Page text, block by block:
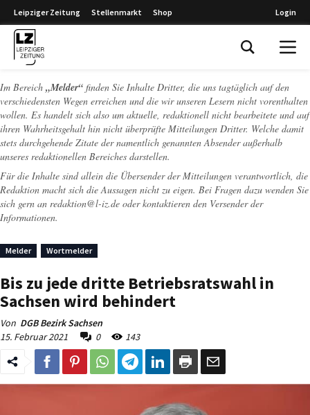
Leipziger Zeitung Stellenmarkt Shop Login
Im Bereich „Melder“ finden Sie Inhalte Dritter, die uns tagtäglich auf den
verschiedensten Wegen erreichen und die wir unseren Lesern nicht vorenthalten
wollen. Es handelt sich also um aktuelle, redaktionell nicht bearbeitete und auf
ihren Wahrheitsgehalt hin nicht überprüfte Mitteilungen Dritter. Welche damit
stets durchgehende Zitate der namentlich genannten Absender außerhalb
unseres redaktionellen Bereiches darstellen.
Für die Inhalte sind allein die Übersender der Mitteilungen verantwortlich, die
Redaktion macht sich die Aussagen nicht zu eigen. Bei Fragen dazu wenden Sie
sich gern an redaktion@l-iz.de oder kontaktieren den Versender der
Informationen.
Melder Wortmelder
Bis zu jede dritte Betriebsratswahl in
Sachsen wird behindert
Von DGB Bezirk Sachsen
15. Februar 2021
0 143